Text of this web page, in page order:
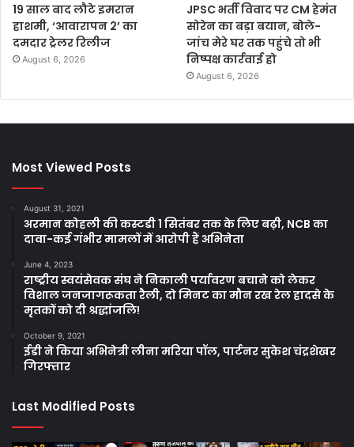
19 साल बाद लौटे इमरान
हाशमी, ‘आवारापन 2’ का
दमदार ट्रेलर रिलीज
August 6, 2026
JPSC भर्ती विवाद पर CM हेमंत
सोरेन का बड़ा बयान, बोले-
जांच मेरे घर तक पहुंचे तो भी
निष्पक्ष कार्रवाई हो
August 6, 2026
Most Viewed Posts
August 31, 2021
अरमान कोहली की कस्टडी 1 सितंबर तक के लिए बढ़ी, NCB का
दावा-कई गंभीर मामलों में आरोपी हैं अभिनेता
June 4, 2023
राष्ट्रीय स्वयंसेवक संघ ने निकाली पर्यावरण बचाने को लेकर
विशाल जनजागरूकता रैली, दो मिनट का मौन रख रेल हादसे के
मृतकों को दी श्रद्धांजलि!
October 9, 2021
ईडी ने किया अभिनेत्री लीना मरिया पॉल, पार्टनर सुकेश चंद्रशेखर
गिरफ्तार
Last Modified Posts